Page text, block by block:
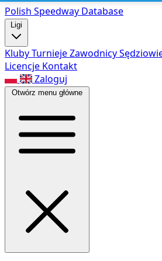
Polish Speedway Database
Ligi
KlubyTurniejeZawodnicy
Licencje Kontakt
Zaloguj
Otwórz menu główne